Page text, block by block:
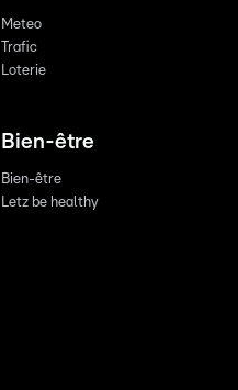
Meteo
Trafic
Loterie
Bien-être
Bien-être
Letz be healthy